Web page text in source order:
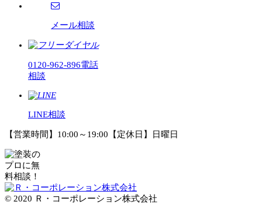
メール相談
0120-962-896電話
相談
LINE相談
【営業時間】10:00～19:00【定休日】日曜日
© 2020 Ｒ・コーポレーション株式会社